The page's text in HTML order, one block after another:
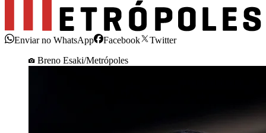
Enviar no WhatsApp Facebook
Twitter
Breno Esaki/Metrópoles